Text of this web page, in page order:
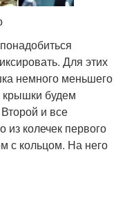
Для этих
немного меньшего
крышки будем
и все
колечек первого
с кольцом. На него